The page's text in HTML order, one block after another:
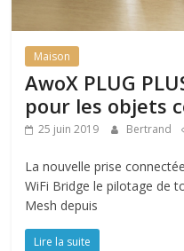
Maison
AwoX PLUG
pour les objets
25 juin 2019 Bertrand
La nouvelle prise
WiFi Bridge le pilotage de
Mesh depuis
Lire la suite